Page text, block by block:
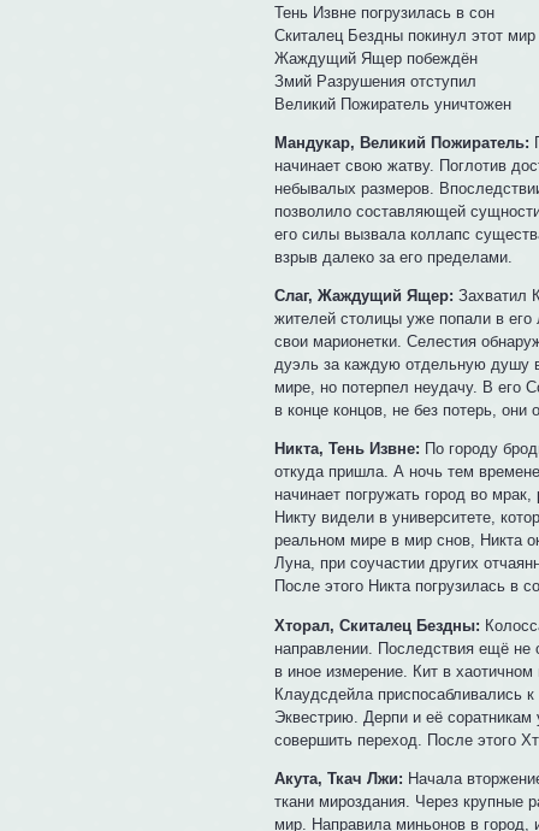
Тень Извне погрузилась в сон
Скиталец Бездны покинул этот мир
Жаждущий Ящер побеждён
Змий Разрушения отступил
Великий Пожиратель уничтожен
Мандукар, Великий Пожиратель:
начинает свою жатву. Поглотив
небывалых размеров.
позволило составляющей
его силы вызвала коллапс
взрыв далеко за его пределами.
Слаг, Жаждущий Ящер: Захватил
жителей столицы уже попали в его
свои марионетки. Селестия
дуэль за каждую отдельную душу
мире, но потерпел неудачу. В его
в конце концов, не без потерь, они
Никта, Тень Извне: По городу
откуда пришла. А ночь тем
начинает погружать город во
Никту видели в университете,
реальном мире в мир снов, Никта
Луна, при соучастии других
После этого Никта погрузилась в
Хторал, Скиталец Бездны:
направлении. Последствия ещё
в иное измерение. Кит в
Клаудсдейла приспосабливались
Эквестрию. Дерпи и её
совершить переход. После этого
Акута, Ткач Лжи: Начала
ткани мироздания. Через крупные
мир. Направила миньонов в город,